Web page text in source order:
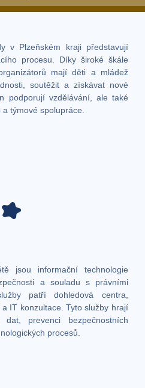
v Plzeňském kraji představují
procesu. Díky široké škále
mají děti a mládež
soutěžit a získávat nové
podporují vzdělávání, ale také
týmové spolupráce.
jsou informační technologie
a souladu s právními
patří dohledová centra,
IT konzultace. Tyto služby hrají
prevenci bezpečnostních
procesů.